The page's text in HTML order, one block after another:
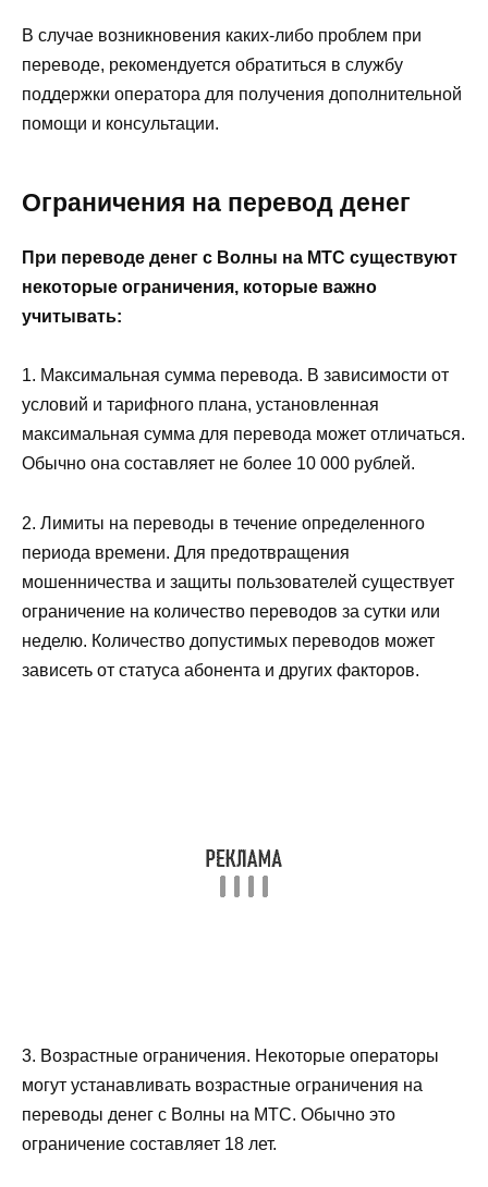
В случае возникновения каких-либо проблем при
переводе, рекомендуется обратиться в службу
поддержки оператора для получения дополнительной
помощи и консультации.
Ограничения на перевод денег
При переводе денег с Волны на МТС существуют
некоторые ограничения, которые важно
учитывать:
1. Максимальная сумма перевода. В зависимости от
условий и тарифного плана, установленная
максимальная сумма для перевода может отличаться.
Обычно она составляет не более 10 000 рублей.
2. Лимиты на переводы в течение определенного
периода времени. Для предотвращения
мошенничества и защиты пользователей существует
ограничение на количество переводов за сутки или
неделю. Количество допустимых переводов может
зависеть от статуса абонента и других факторов.
3. Возрастные ограничения. Некоторые операторы
могут устанавливать возрастные ограничения на
переводы денег с Волны на МТС. Обычно это
ограничение составляет 18 лет.